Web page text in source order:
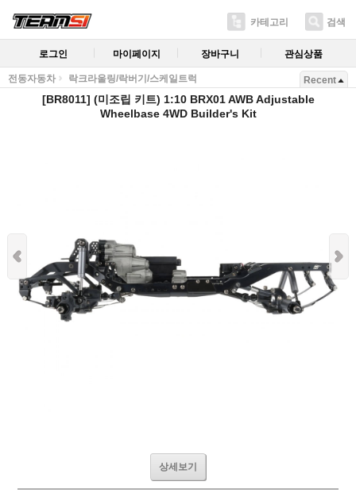
카테고리 검색
로그인 마이페이지 장바구니 관심상품
전동자동차 락크라울링/락버기/스케일트럭 Recent
[BR8011] (미조립 키트) 1:10 BRX01 AWB Adjustable
Wheelbase 4WD Builder's Kit
상세보기